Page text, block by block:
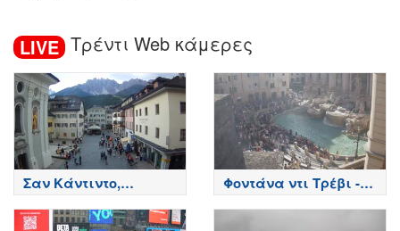
LIVE Τρέντι Web κάμερες
Σαν Κάντιντο,
Μπολζάνο - San
Candido, Bolzano
Φοντάνα ντι Τρέβι -
Ρώμη